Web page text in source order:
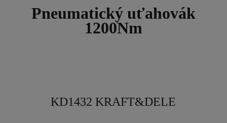
Pneumatický uťahovák
1200Nm
KD1432 KRAFT&DELE